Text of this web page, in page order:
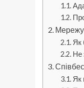
Як
Не
Як